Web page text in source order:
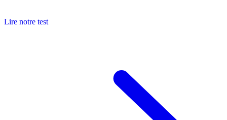
Lire notre test